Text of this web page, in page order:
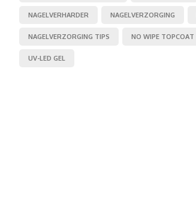
NAGELVERHARDER NAGELVERZORGING
NAGELVERZORGING TIPS NO WIPE TOPCOAT
UV-LED GEL